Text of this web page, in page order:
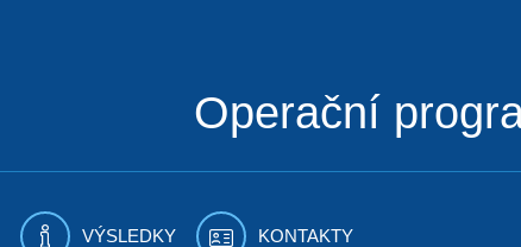
Operační
VÝSLEDKY KONTAKTY